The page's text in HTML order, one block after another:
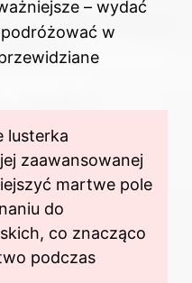
– wydać
w
lusterka
zaawansowanej
martwe pole
do
co znacząco
podczas